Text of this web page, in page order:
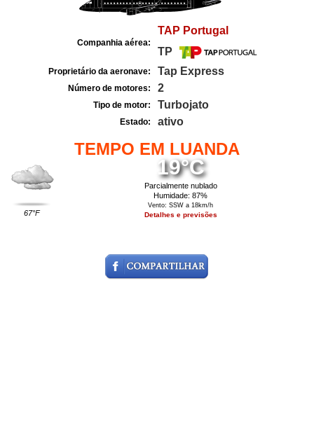
Companhia aérea:
TAP Portugal
TP
Proprietário da aeronave: Tap Express
Número de motores: 2
Tipo de motor: Turbojato
Estado: ativo
TEMPO EM LUANDA
67°F
19°C
Parcialmente nublado
Humidade: 87%
Vento: SSW a 18km/h
Detalhes e previsões